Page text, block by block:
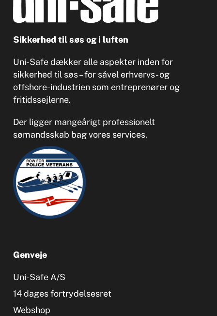
Sikkerhed til søs og i luften
Uni-Safe dækker alle aspekter inden for
sikkerhed til søs – for såvel erhvervs- og
offshore-industrien som entreprenører og
fritidssejlerne.
Der ligger mangeårigt professionelt
sømandsskab bag vores services.
Genveje
Uni-Safe A/S
14 dages fortrydelsesret
Webshop